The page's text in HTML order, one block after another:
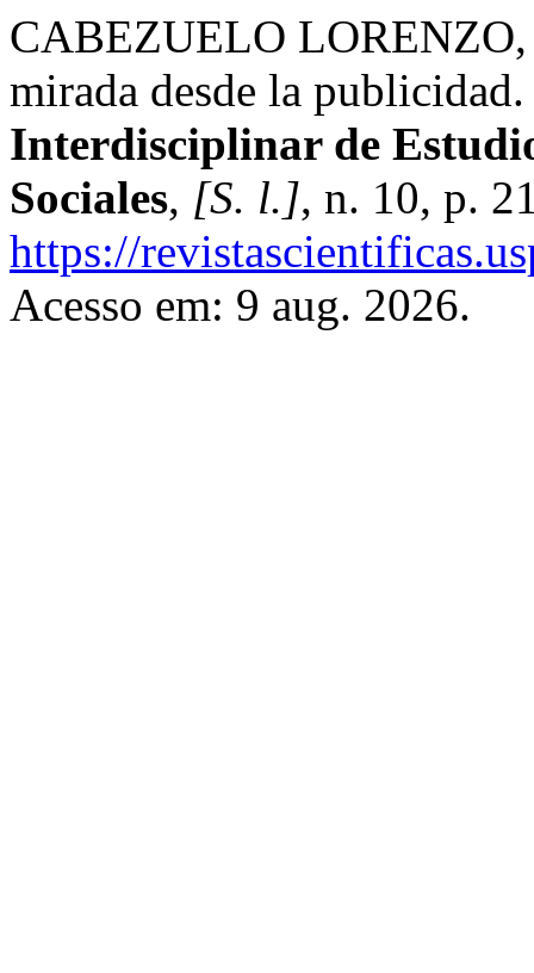
CABEZUELO
mirada desde la
Interdisciplinar de
Sociales, [S. l.], n. 10, p.
https://
Acesso em: 9 aug. 2026.